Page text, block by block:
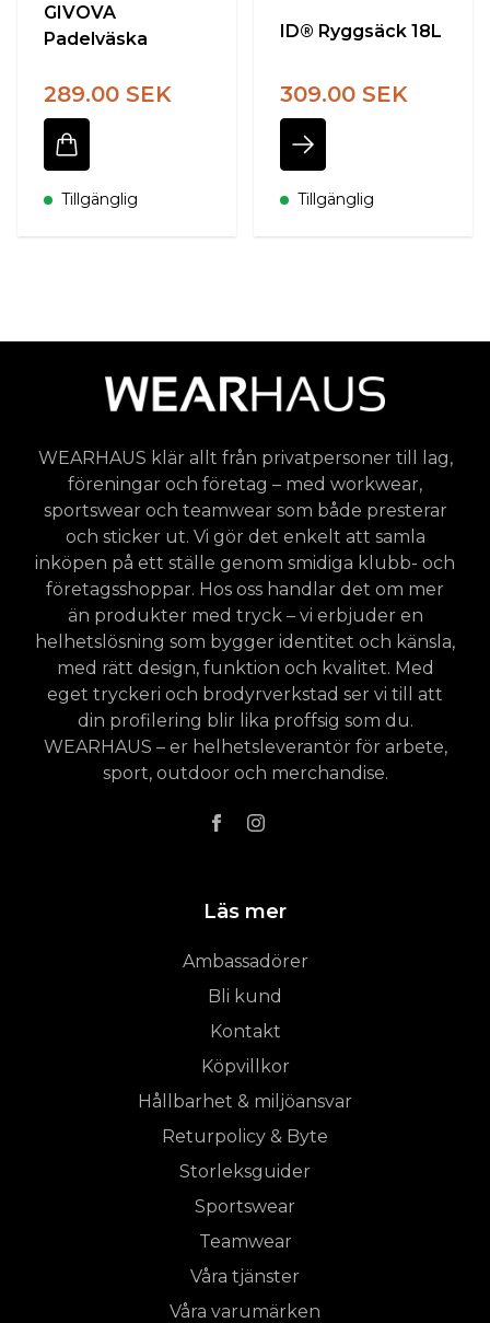
GIVOVA
Padelväska
289.00 SEK
Tillgänglig
ID® Ryggsäck 18L
309.00 SEK
Tillgänglig
WEARHAUS klär allt från privatpersoner till lag,
föreningar och företag – med workwear,
sportswear och teamwear som både presterar
och sticker ut. Vi gör det enkelt att samla
inköpen på ett ställe genom smidiga klubb- och
företagsshoppar. Hos oss handlar det om mer
än produkter med tryck – vi erbjuder en
helhetslösning som bygger identitet och känsla,
med rätt design, funktion och kvalitet. Med
eget tryckeri och brodyrverkstad ser vi till att
din profilering blir lika proffsig som du.
WEARHAUS – er helhetsleverantör för arbete,
sport, outdoor och merchandise.
Läs mer
Ambassadörer
Bli kund
Kontakt
Köpvillkor
Hållbarhet & miljöansvar
Returpolicy & Byte
Storleksguider
Sportswear
Teamwear
Våra tjänster
Våra varumärken